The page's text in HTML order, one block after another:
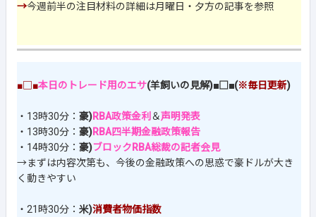
→今週前半の注目材料の詳細は月曜日・夕方の記事を参照
■□■本日のトレード用のエサ(羊飼いの見解)■□■(※毎日更新)
・13時30分： 豪)RBA政策金利 ＆声明発表
・13時30分： 豪)RBA四半期金融政策報告
・14時30分： 豪)ブロックRBA総裁の記者会見
→まずは内容次第も、今後の金融政策への思惑で豪ドルが大き
く動きやすい
・21時30分： 米)消費者物価指数